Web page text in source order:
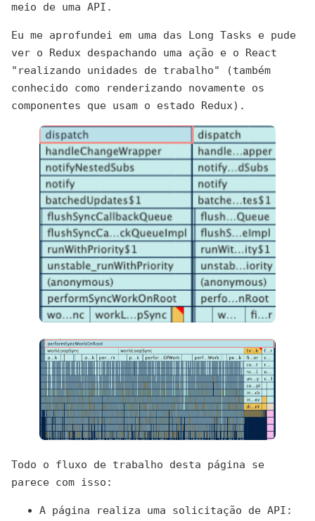
meio de uma API.
Eu me aprofundei em uma das Long Tasks e pude
ver o Redux despachando uma ação e o React
"realizando unidades de trabalho" (também
conhecido como renderizando novamente os
componentes que usam o estado Redux).
Todo o fluxo de trabalho desta página se
parece com isso:
A página realiza uma solicitação de API: